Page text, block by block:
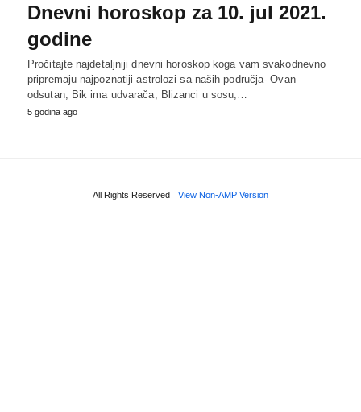
Dnevni horoskop za 10. jul 2021.
godine
Pročitajte najdetaljniji dnevni horoskop koga vam svakodnevno
pripremaju najpoznatiji astrolozi sa naših područja- Ovan
odsutan, Bik ima udvarača, Blizanci u sosu,…
5 godina ago
All Rights Reserved View Non-AMP Version